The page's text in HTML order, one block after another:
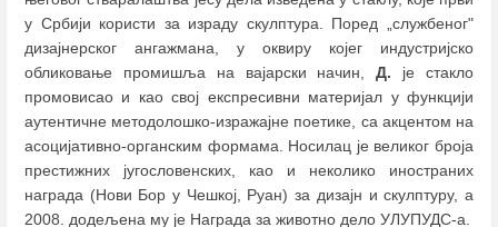
у Србији користи за израду скулптура. Поред „службеног"
дизајнерског ангажмана, у оквиру којег индустријско
обликовање промишља на вајарски начин,Д. је стакло
промовисао и као свој експресивни материјал у функцији
аутентичне методолошко-изражајне поетике, са акцентом на
асоцијативно-органским формама. Носилац је великог броја
престижних југословенских, као и неколико иностраних
награда (Нови Бор у Чешкој, Руан) за дизајн и скулптуру, а
2008. додељена му је Награда за животно дело УЛУПУДС-а.